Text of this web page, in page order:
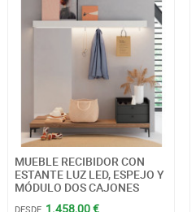
MUEBLE RECIBIDOR CON
ESTANTE LUZ LED, ESPEJO Y
MÓDULO DOS CAJONES
DESDE 1.458,00 €